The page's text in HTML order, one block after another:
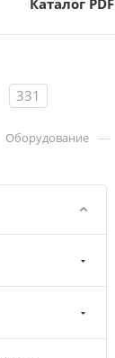
Каталог PDF
331
Оборудование —